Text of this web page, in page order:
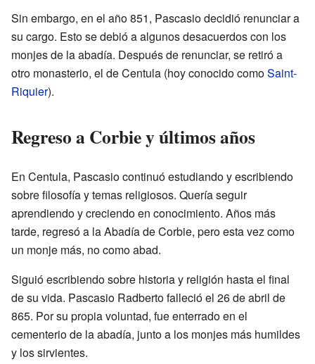
Sin embargo, en el año 851, Pascasio decidió renunciar a
su cargo. Esto se debió a algunos desacuerdos con los
monjes de la abadía. Después de renunciar, se retiró a
otro monasterio, el de Centula (hoy conocido comoSaint-
Riquier).
Regreso a Corbie y últimos años
En Centula, Pascasio continuó estudiando y escribiendo
sobre filosofía y temas religiosos. Quería seguir
aprendiendo y creciendo en conocimiento. Años más
tarde, regresó a la Abadía de Corbie, pero esta vez como
un monje más, no como abad.
Siguió escribiendo sobre historia y religión hasta el final
de su vida. Pascasio Radberto falleció el 26 de abril de
865. Por su propia voluntad, fue enterrado en el
cementerio de la abadía, junto a los monjes más humildes
y los sirvientes.